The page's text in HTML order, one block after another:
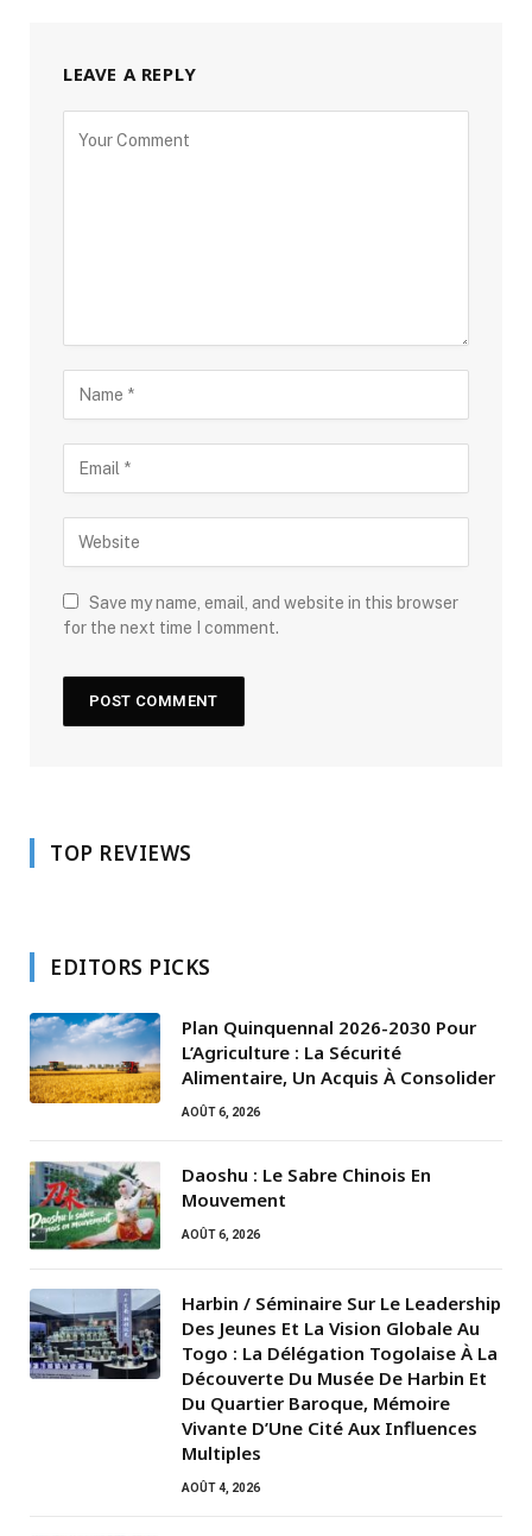
LEAVE A REPLY
Save my name, email, and website in this browser
for the next time I comment.
TOP REVIEWS
EDITORS PICKS
Plan Quinquennal 2026-2030 Pour
L’Agriculture : La Sécurité
Alimentaire, Un Acquis À Consolider
AOÛT 6, 2026
Daoshu : Le Sabre Chinois En
Mouvement
AOÛT 6, 2026
Harbin / Séminaire Sur Le Leadership
Des Jeunes Et La Vision Globale Au
Togo : La Délégation Togolaise À La
Découverte Du Musée De Harbin Et
Du Quartier Baroque, Mémoire
Vivante D’Une Cité Aux Influences
Multiples
AOÛT 4, 2026